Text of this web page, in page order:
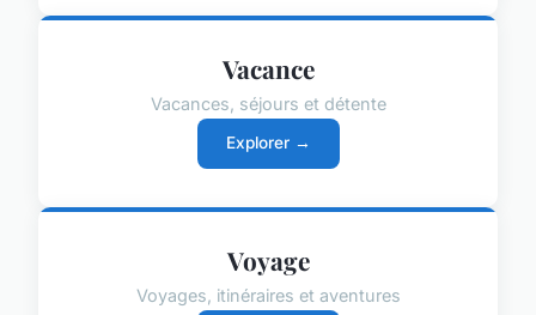
Vacance
Vacances, séjours et détente
Explorer →
Voyage
Voyages, itinéraires et aventures